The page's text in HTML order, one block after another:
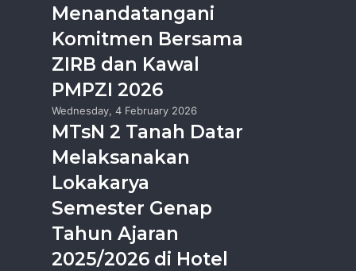
Menandatangani
Komitmen Bersama
ZIRB dan Kawal
PMPZI 2026
Wednesday, 4 February 2026
MTsN 2 Tanah Datar
Melaksanakan
Lokakarya
Semester Genap
Tahun Ajaran
2025/2026 di Hotel